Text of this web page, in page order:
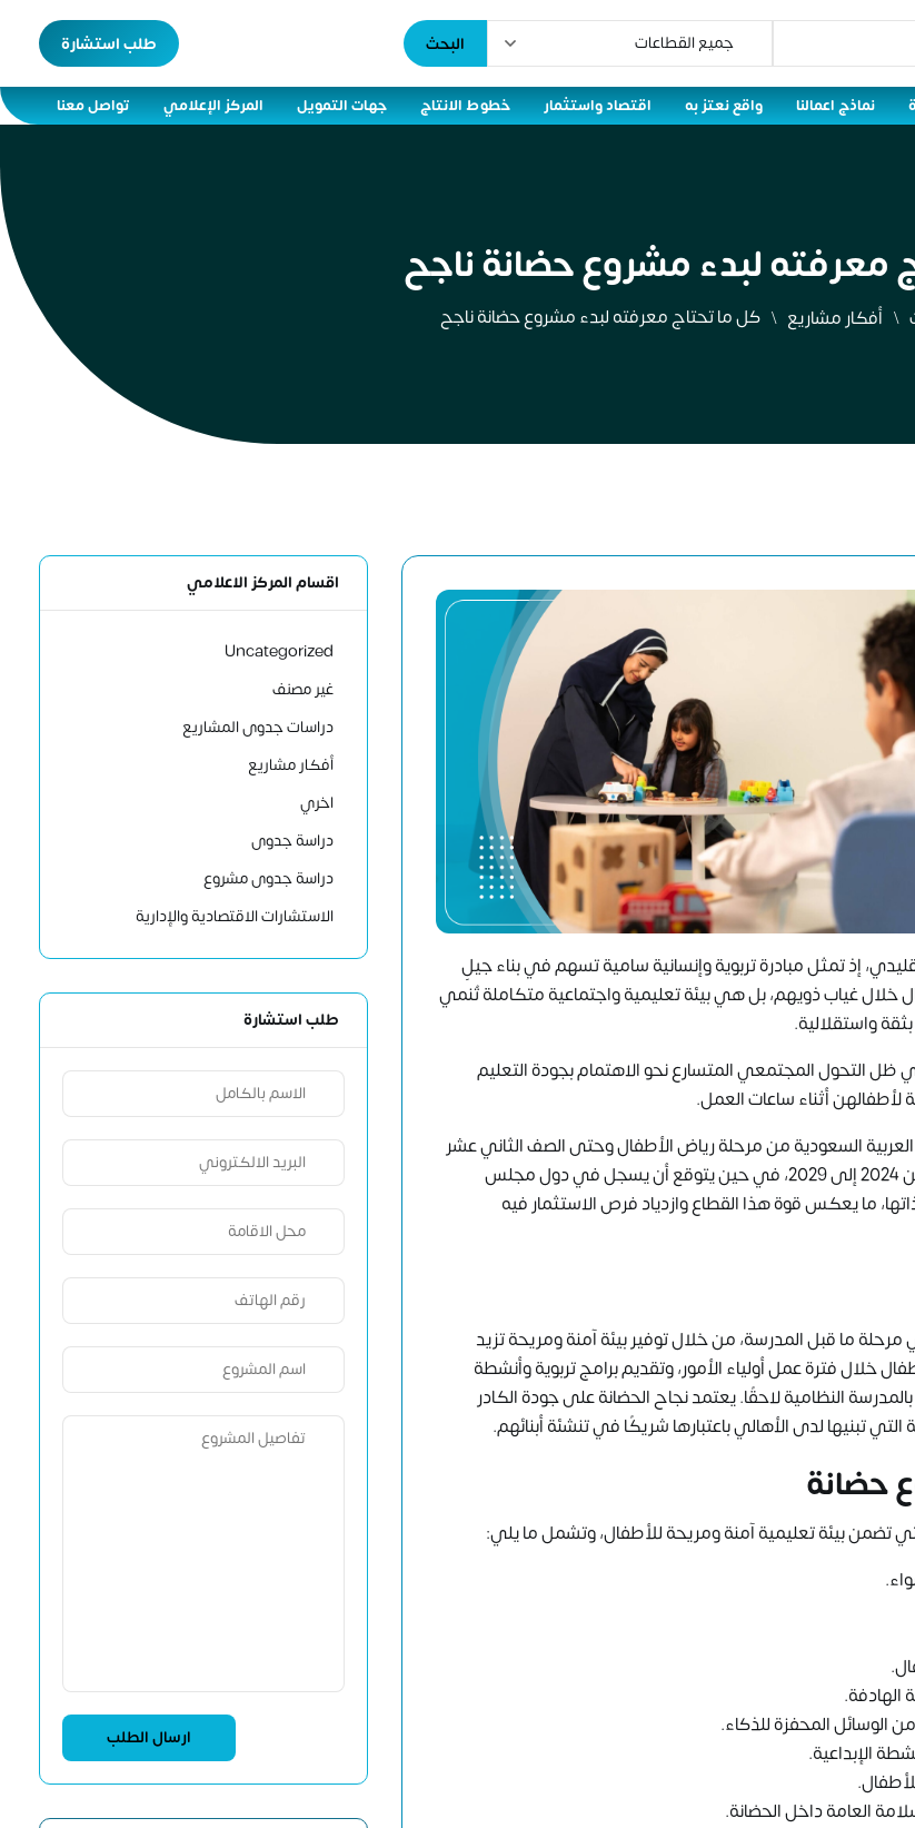
البحث طلب استشارة
نماذج اعمالنا واقع نعتز به اقتصاد واستثمار خطوط الانتاج جهات التمويل المركز الإعلامي تواصل معنا
معرفته لبدء مشروع حضانة ناجح
أفكار مشاريع كل ما تحتاج معرفته لبدء مشروع حضانة ناجح
إذ تمثل مبادرة تربوية وإنسانية سامية تسهم في بناء جيلٍ
خلال غياب ذويهم، بل هي بيئة تعليمية واجتماعية متكاملة تُنمي
واستقلالية.
ظل التحول المجتمعي المتسارع نحو الاهتمام بجودة التعليم
لأطفالهن أثناء ساعات العمل.
السعودية من مرحلة رياض الأطفال وحتى الصف الثاني عشر
من المتوقع أن ينمو بمعدل نمو سنوي مركب يبلغ نحو 9% خلال الفترة من 2024 إلى 2029، في حين يتوقع أن يسجل في دول مجلس
مركب يصل إلى 11.39% خلال الفترة ذاتها، ما يعكس قوة هذا القطاع وازدياد فرص الاستثمار فيه
ما قبل المدرسة، من خلال توفير بيئة آمنة ومريحة تزيد
خلال فترة عمل أولياء الأمور، وتقديم برامج تربوية وأنشطة
النظامية لاحقًا. يعتمد نجاح الحضانة على جودة الكادر
تبنيها لدى الأهالي باعتبارها شريكًا في تنشئة أبنائهم.
حضانة
تضمن بيئة تعليمية آمنة ومريحة للأطفال، وتشمل ما يلي:
الهادفة.
الوسائل المحفزة للذكاء.
الإبداعية.
العامة داخل الحضانة.
اقسام المركز الاعلامي
Uncategorized
غير مصنف
دراسات جدوى المشاريع
أفكار مشاريع
اخري
دراسة جدوى
دراسة جدوى مشروع
الاستشارات الاقتصادية والإدارية
طلب استشارة